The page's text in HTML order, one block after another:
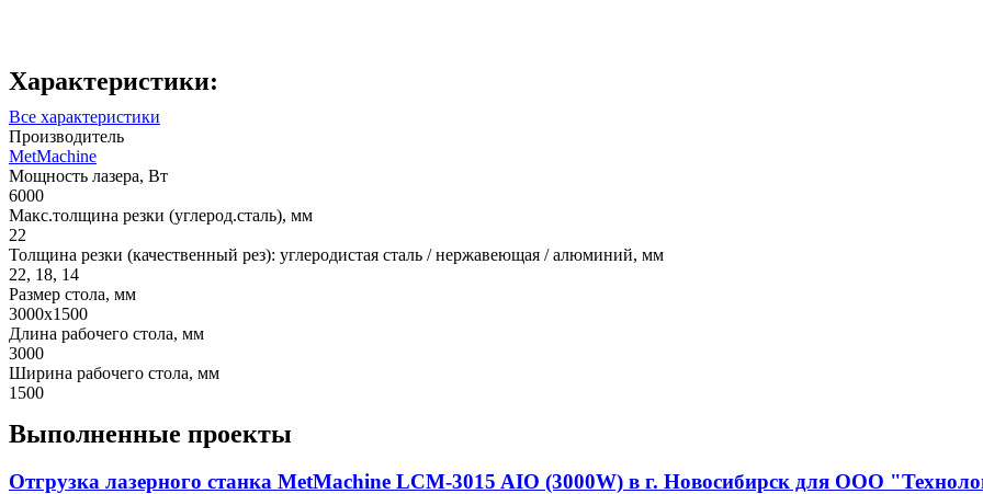
Характеристики:
Все характеристики
Производитель
MetMachine
Мощность лазера, Вт
6000
Макс.толщина резки (углерод.сталь), мм
22
Толщина резки (качественный рез): углеродистая сталь / нержавеющая / алюминий, мм
22, 18, 14
Размер стола, мм
3000х1500
Длина рабочего стола, мм
3000
Ширина рабочего стола, мм
1500
Выполненные проекты
Отгрузка лазерного станка MetMachine LCM-3015 AIO (3000W) в г. Новосибирск для ООО